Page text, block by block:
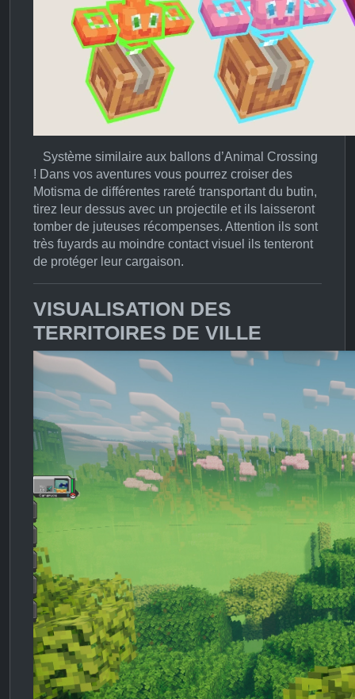
Système similaire aux ballons d’Animal Crossing
! Dans vos aventures vous pourrez croiser des
Motisma de différentes rareté transportant du butin,
tirez leur dessus avec un projectile et ils laisseront
tomber de juteuses récompenses. Attention ils sont
très fuyards au moindre contact visuel ils tenteront
de protéger leur cargaison.
VISUALISATION DES
TERRITOIRES DE VILLE